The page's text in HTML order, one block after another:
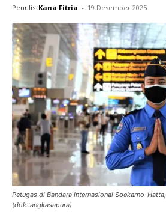
Penulis Kana Fitria - 19 Desember 2025
Petugas di Bandara Internasional Soekarno-
(dok. angkasapura)